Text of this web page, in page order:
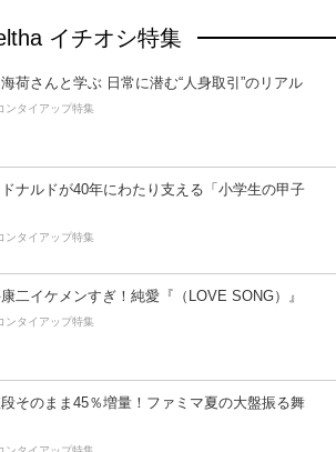
イチオシ特集
荷さんと学ぶ 日常に潜む“人身取引”のリアル
ンタイアップ特集
ナルドが40年にわたり支える「小学生の甲子
ンタイアップ特集
二イケメンすぎ！純愛『（LOVE SONG）』
ンタイアップ特集
そのまま45％増量！ファミマ夏の大盤振る舞